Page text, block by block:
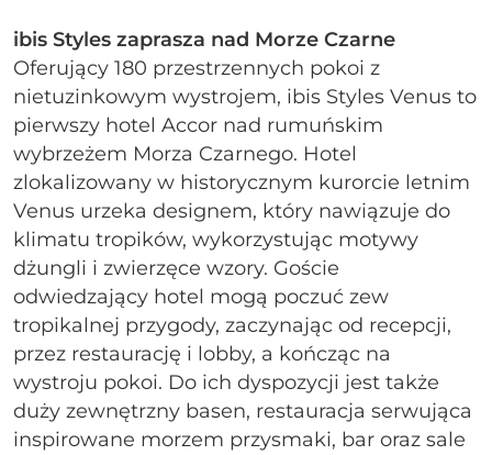
ibis Styles zaprasza nad Morze Czarne
Oferujący 180 przestrzennych pokoi z
nietuzinkowym wystrojem, ibis Styles Venus to
pierwszy hotel Accor nad rumuńskim
wybrzeżem Morza Czarnego. Hotel
zlokalizowany w historycznym kurorcie letnim
Venus urzeka designem, który nawiązuje do
klimatu tropików, wykorzystując motywy
dżungli i zwierzęce wzory. Goście
odwiedzający hotel mogą poczuć zew
tropikalnej przygody, zaczynając od recepcji,
przez restaurację i lobby, a kończąc na
wystroju pokoi. Do ich dyspozycji jest także
duży zewnętrzny basen, restauracja serwująca
inspirowane morzem przysmaki, bar oraz sale